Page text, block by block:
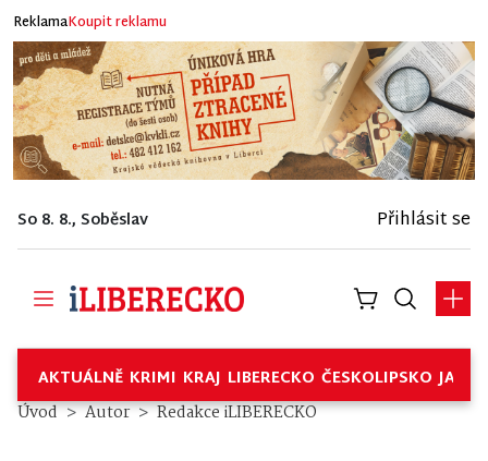
ReklamaKoupit reklamu
So 8. 8., Soběslav Přihlásit se
AKTUÁLNĚ KRIMI KRAJ LIBERECKO ČESKOLIPSKO
Úvod Autor Redakce iLIBERECKO